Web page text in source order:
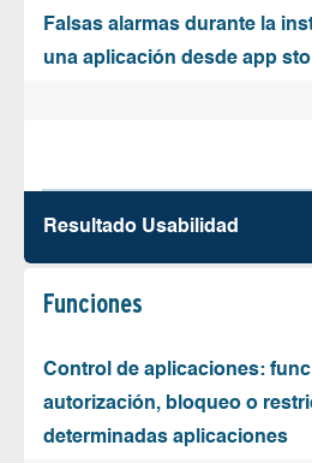
Falsas alarmas durante la
una aplicación desde app
Resultado Usabilidad
Funciones
Control de aplicaciones:
autorización, bloqueo o
determinadas aplicaciones